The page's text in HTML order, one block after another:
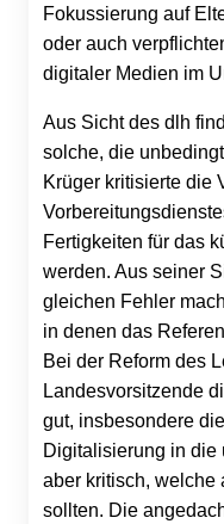
Fokussierung auf
oder auch
digitaler Medien im
Aus Sicht des dlh
solche, die
Krüger kritisierte die
Fertigkeiten für das
werden. Aus seiner
gleichen Fehler
in denen das
Bei der Reform des
Landesvorsitzende
gut, insbesondere
Digitalisierung in die
aber kritisch, welche
sollten. Die